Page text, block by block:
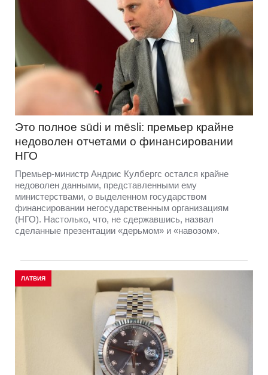
Это полное sūdi и mēsli: премьер крайне
недоволен отчетами о финансировании
НГО
Премьер-министр Андрис Кулбергс остался крайне
недоволен данными, представленными ему
министерствами, о выделенном государством
финансировании негосударственным организациям
(НГО). Настолько, что, не сдержавшись, назвал
сделанные презентации «дерьмом» и «навозом».
ЛАТВИЯ